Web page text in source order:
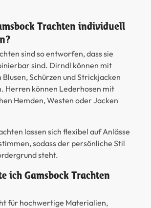
Trachten individuell
sind so entworfen, dass sie
sind. Dirndl können mit
Schürzen und Strickjacken
Herren können Lederhosen mit
Hemden, Westen oder Jacken
lassen sich flexibel auf Anlässe
sodass der persönliche Stil
steht.
ich Gamsbock Trachten
für hochwertige Materialien,